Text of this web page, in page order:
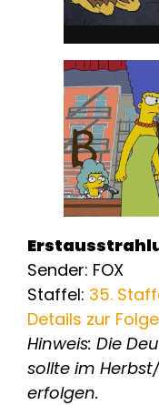
Sender: FOX
Staffel: 35.
Details zur Folge
Hinweis: Die
sollte im
erfolgen.